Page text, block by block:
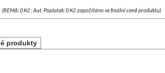
(REMA: 0 Kč ; Aut. Poplatek: 0 Kč započítáno ve finální ceně produktu)
produkty